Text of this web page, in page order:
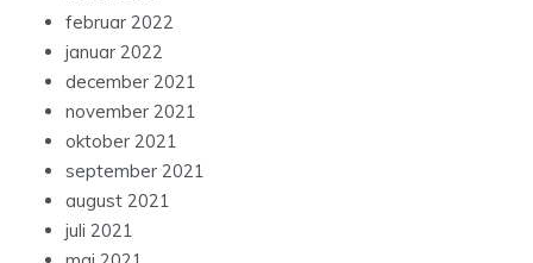
februar 2022
januar 2022
december 2021
november 2021
oktober 2021
september 2021
august 2021
juli 2021